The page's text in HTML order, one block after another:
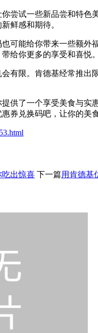
尝试一些新品尝和特
鲜感和期待。
可能给你带来一些额
给你更多的享受和喜悦。
有限。肯德基经常推
供了一个享受美食与
券兑换码吧，让你的美
吃出惊喜 下一篇用肯德基